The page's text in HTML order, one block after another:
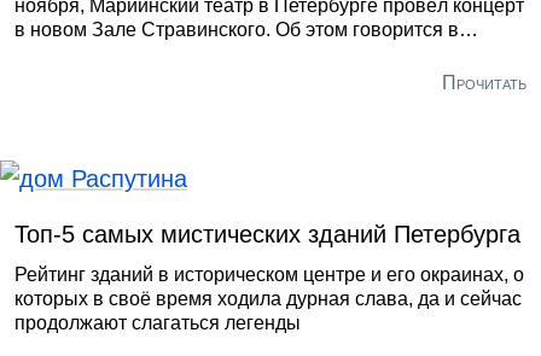
ноября, Мариинский театр в Петербурге провёл концерт
в новом Зале Стравинского. Об этом говорится в
победители Международного конкурса им. П. И.
Царенко (меццо-сопрано), Игорь Морозов (тенор)», —
рассказали в театре.
Прочитать
Топ-5 самых мистических зданий Петербурга
Рейтинг зданий в историческом центре и его окраинах, о
которых в своё время ходила дурная слава, да и сейчас
продолжают слагаться легенды